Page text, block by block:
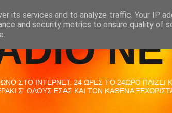
ΣΤΟ ΙΝΤΕΡΝΕΤ. 24 ΩΡΕΣ ΤΟ 24ΩΡΟ ΠΑΙΖΕΙ
Σ' ΟΛΟΥΣ ΕΣΑΣ ΚΑΙ ΤΟΝ ΚΑΘΕΝΑ
its services and to analyze traffic. Your IP
and security metrics to ensure quality of